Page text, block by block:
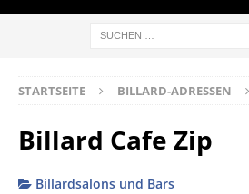
STARTSEITE BILLARD-ADRESSEN
Billard Cafe Zip
Billardsalons und Bars